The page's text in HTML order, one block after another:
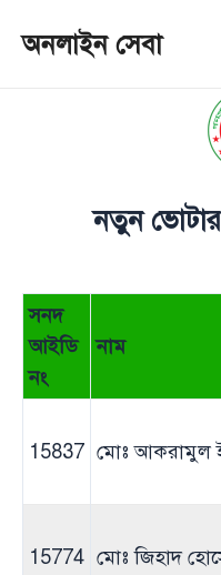
অনলাইন সেবা
নতুন ভোটার
সনদ
আইডি
নং
নাম
15837 মোঃ আকরামুল
15774 মোঃ জিহাদ